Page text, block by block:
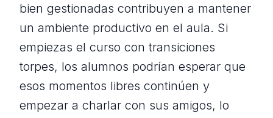
bien gestionadas contribuyen a mantener
un ambiente productivo en el aula. Si
empiezas el curso con transiciones
torpes, los alumnos podrían esperar que
esos momentos libres continúen y
empezar a charlar con sus amigos, lo